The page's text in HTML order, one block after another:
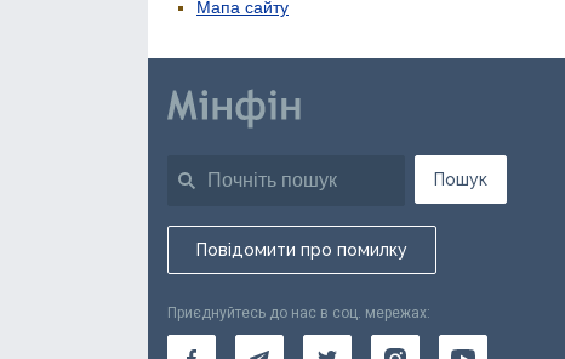
Мапа сайту
Пошук
Повідомити про помилку
Приєднуйтесь до нас в соц. мережах: